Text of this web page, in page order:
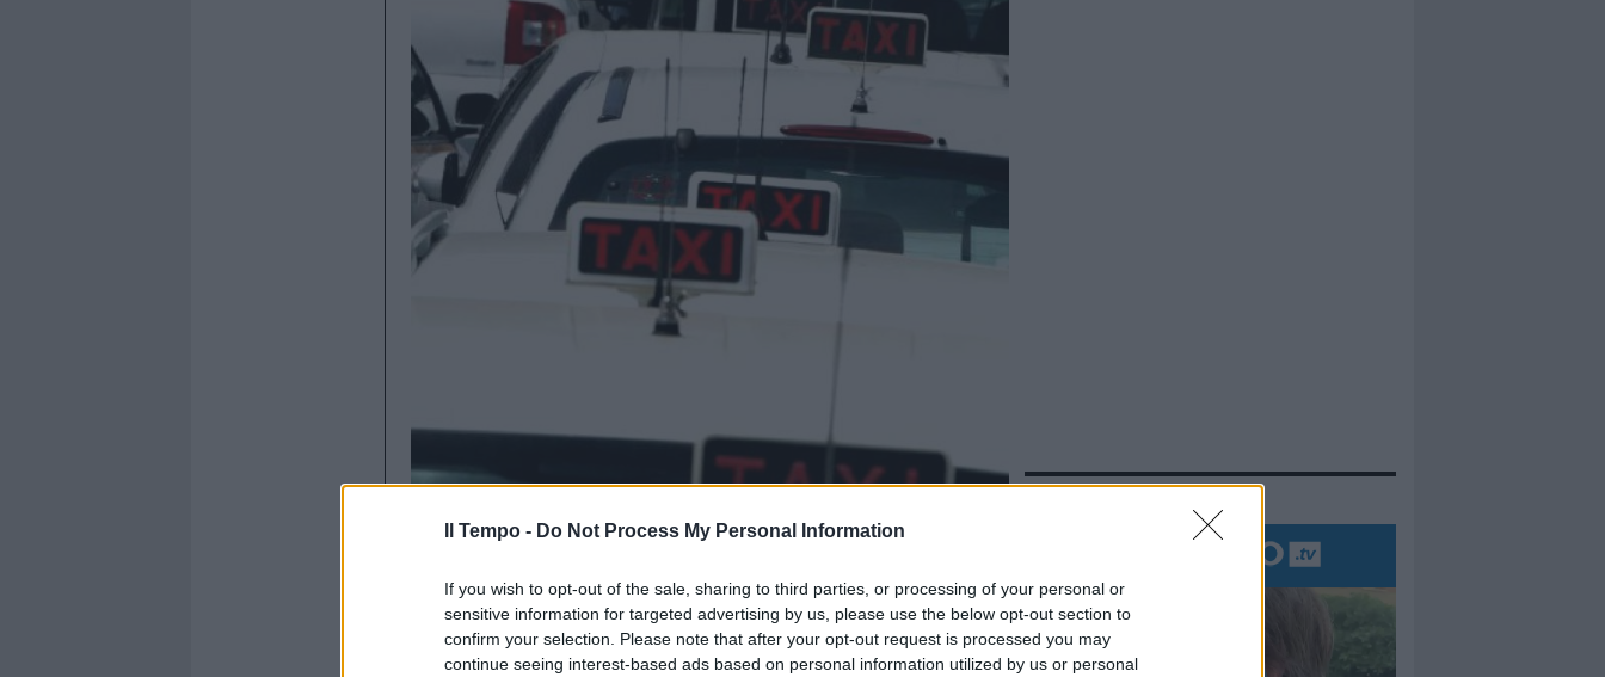
Il Tempo - Do Not Process My Personal Information
If you wish to opt-out of the sale, sharing to third parties, or processing of your personal or
sensitive information for targeted advertising by us, please use the below opt-out section to
confirm your selection. Please note that after your opt-out request is processed you may
continue seeing interest-based ads based on personal information utilized by us or personal
In evidenza